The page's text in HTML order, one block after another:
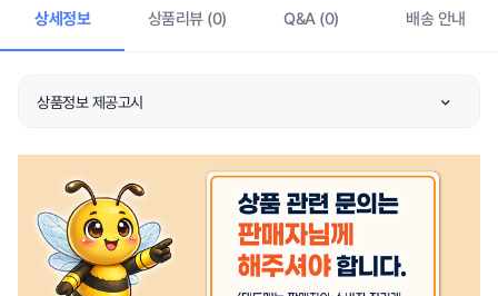
상세정보 상품리뷰 (0) Q&A (0) 배송 안내
상품정보 제공고시
제품소재 상품 상세설명 참조
색상 상품 상세설명 참조
치수 상품 상세설명 참조
제조자/수입자